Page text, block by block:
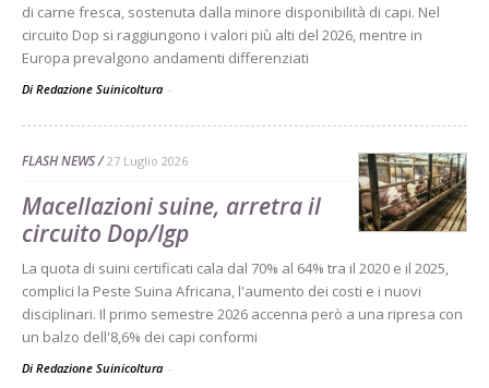
di carne fresca, sostenuta dalla minore disponibilità di capi. Nel
circuito Dop si raggiungono i valori più alti del 2026, mentre in
Europa prevalgono andamenti differenziati
Di Redazione Suinicoltura -
FLASH NEWS 27 Luglio 2026
Macellazioni suine, arretra il
circuito Dop/Igp
La quota di suini certificati cala dal 70% al 64% tra il 2020 e il 2025,
complici la Peste Suina Africana, l'aumento dei costi e i nuovi
disciplinari. Il primo semestre 2026 accenna però a una ripresa con
un balzo dell'8,6% dei capi conformi
Di Redazione Suinicoltura -